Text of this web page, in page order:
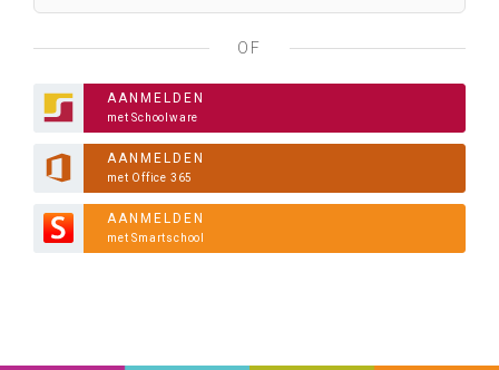
OF
AANMELDEN
met Schoolware
AANMELDEN
met Office 365
AANMELDEN
met Smartschool